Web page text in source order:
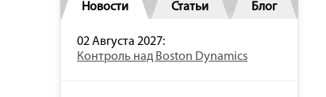
Новости Статьи Блог
02 Августа 2027:
Контроль над Boston Dynamics